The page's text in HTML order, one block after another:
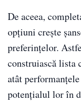
De aceea,
opțiuni crește
preferințelor.
construiască lista
atât
potențialul lor în